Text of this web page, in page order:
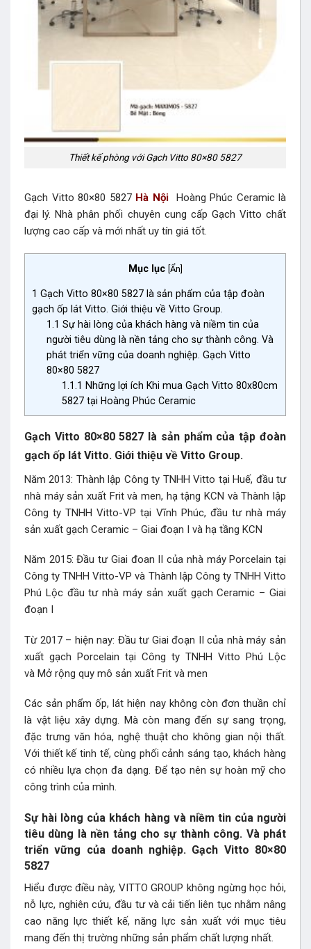
Thiết kế phòng với Gạch Vitto 80×80 5827
Gạch Vitto 80×80 5827 Hà Nội
Hoàng Phúc Ceramic là
đại lý. Nhà phân phối chuyên cung cấp Gạch Vitto chất
lượng cao cấp và mới nhất uy tín giá tốt.
Mục lục Ẩn
1 Gạch Vitto 80×80 5827 là sản phẩm của tập đoàn
gạch ốp lát Vitto. Giới thiệu về Vitto Group.
1.1 Sự hài lòng của khách hàng và niềm tin của
người tiêu dùng là nền tảng cho sự thành công. Và
phát triển vững của doanh nghiệp. Gạch Vitto
80×80 5827
1.1.1 Những lợi ích Khi mua Gạch Vitto 80x80cm
5827 tại Hoàng Phúc Ceramic
Gạch Vitto 80×80 5827 là sản phẩm của tập đoàn
gạch ốp lát Vitto. Giới thiệu về Vitto Group.
Năm 2013: Thành lập Công ty TNHH Vitto tại Huế, đầu tư
nhà máy sản xuất Frit và men, hạ tậng KCN và Thành lập
Công ty TNHH Vitto-VP tại Vĩnh Phúc, đầu tư nhà máy
sản xuất gạch Ceramic – Giai đoạn I và hạ tầng KCN
Năm 2015: Đầu tư Giai đoan II của nhà máy Porcelain tại
Công ty TNHH Vitto-VP và Thành lập Công ty TNHH Vitto
Phú Lộc đầu tư nhà máy sản xuất gạch Ceramic – Giai
đoạn I
Từ 2017 – hiện nay: Đầu tư Giai đoạn II của nhà máy sản
xuất gạch Porcelain tại Công ty TNHH Vitto Phú Lộc
và Mở rộng quy mô sản xuất Frit và men
Các sản phẩm ốp, lát hiện nay không còn đơn thuần chỉ
là vật liệu xây dựng. Mà còn mang đến sự sang trọng,
đặc trưng văn hóa, nghệ thuật cho không gian nội thất.
Với thiết kế tinh tế, cùng phối cảnh sáng tạo, khách hàng
có nhiều lựa chọn đa dạng. Để tạo nên sự hoàn mỹ cho
công trình của mình.
Sự hài lòng của khách hàng và niềm tin của người
tiêu dùng là nền tảng cho sự thành công. Và phát
triển vững của doanh nghiệp. Gạch Vitto 80×80
5827
Hiểu được điều này, VITTO GROUP không ngừng học hỏi,
nỗ lực, nghiên cứu, đầu tư và cải tiến liên tục nhằm nâng
cao năng lực thiết kế, năng lực sản xuất với mục tiêu
mang đến thị trường những sản phẩm chất lượng nhất.